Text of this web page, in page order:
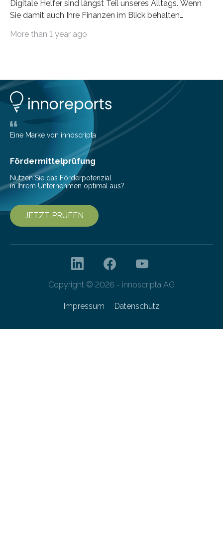
Digitale Helfer sind längst Teil unseres Alltags. Wenn
Sie damit auch Ihre Finanzen im Blick behalten
die genau das ermöglichen: Sie helfen Ihnen, Ausgaben
Lösungen interessieren. 1. Multibanking-Tools: Alle
Konten auf einen Blick Viele Banken bieten bereits in
ihrem Online-Banking eine Multibanking-Funktion an,
mit der sich Konten bei anderen Banken…
More than 1 year ago
Eine Marke von innoscripta
Fördermittelprüfung
Nutzen Sie das Förderpotenzial
in Ihrem Unternehmen optimal aus?
JETZT PRÜFEN
Copyright © 2026 - innoscripta AG
Impressum Datenschutz